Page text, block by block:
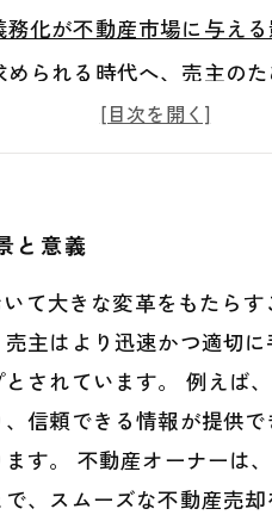
化が不動産市場に与える
られる時代へ、売主の
見！新法への対応策と必要
へ、住所移転登記の進
と意義
て大きな変革をもたら
主はより迅速かつ適切
されています。 例えば
信頼できる情報が提供
す。 不動産オーナーは
、スムーズな不動産売